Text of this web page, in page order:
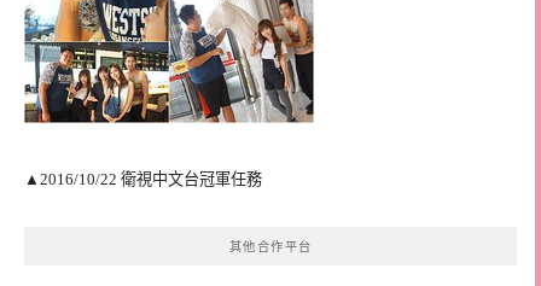
▲2016/10/22 衛視中文台冠軍任務
其他合作平台